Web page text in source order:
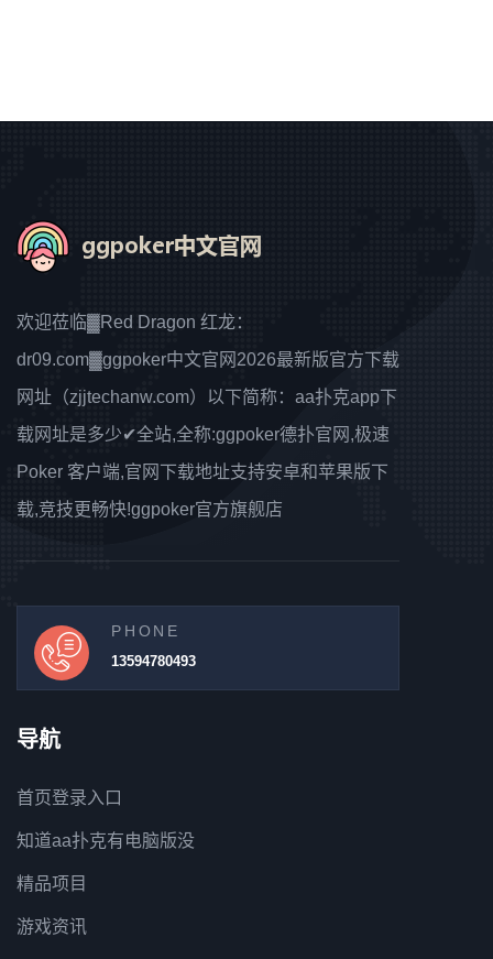
欢迎莅临▓Red Dragon 红龙：
dr09.com▓ggpoker中文官网2026最新版官方下载
网址（zjjtechanw.com）以下简称：aa扑克app下
载网址是多少✔全站,全称:ggpoker德扑官网,极速
Poker 客户端,官网下载地址支持安卓和苹果版下
载,竞技更畅快!ggpoker官方旗舰店
PHONE
13594780493
导航
首页登录入口
知道aa扑克有电脑版没
精品项目
游戏资讯